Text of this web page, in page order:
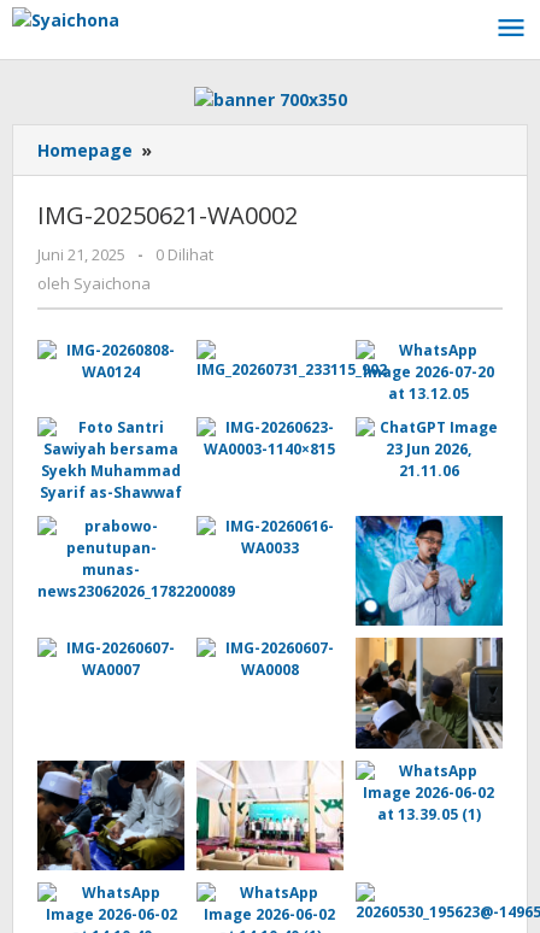
Lewati
konten
Homepage »
20250621-
IMG-20250621-WA0002
Juni 21, 2025
oleh
-
0 Dilihat
oleh Syaichona